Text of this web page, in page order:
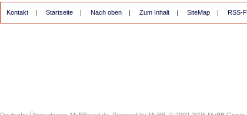
Kontakt | Startseite | Nach oben | Zum Inhalt | SiteMap | RSS-